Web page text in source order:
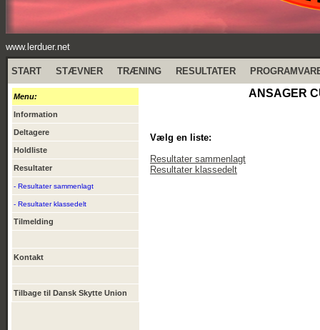
www.lerduer.net
START STÆVNER TRÆNING RESULTATER
Menu:
Information
Deltagere
Holdliste
Resultater
- Resultater sammenlagt
- Resultater klassedelt
Tilmelding
Kontakt
Tilbage til Dansk Skytte Union
ANSAGER
Vælg en liste:
Resultater sammenlagt
Resultater klassedelt